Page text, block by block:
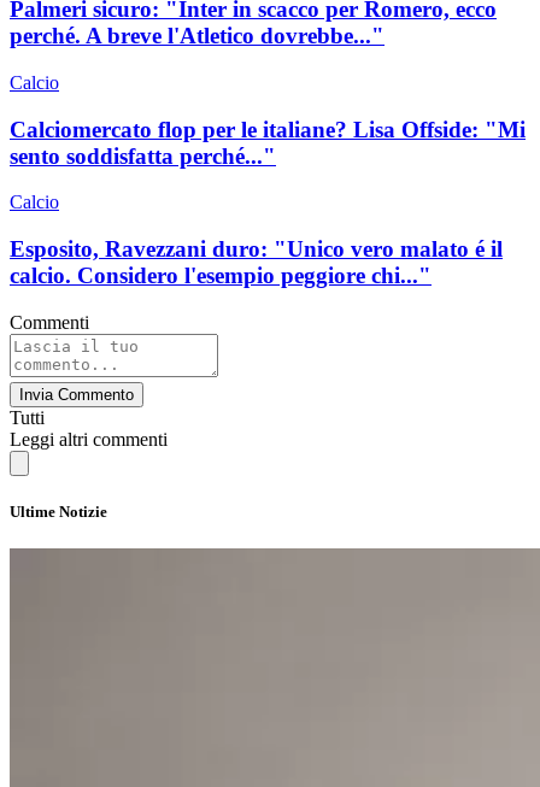
Palmeri sicuro: "Inter in scacco per Romero, ecco
perché. A breve l'Atletico dovrebbe..."
Calcio
Calciomercato flop per le italiane? Lisa Offside: "Mi
sento soddisfatta perché..."
Calcio
Esposito, Ravezzani duro: "Unico vero malato é il
calcio. Considero l'esempio peggiore chi..."
Commenti
Invia Commento
Tutti
Leggi altri commenti
Ultime Notizie